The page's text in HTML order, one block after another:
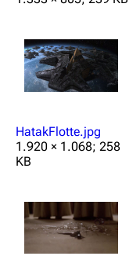
HatakFlotte.jpg
1.920 × 1.068; 258
KB